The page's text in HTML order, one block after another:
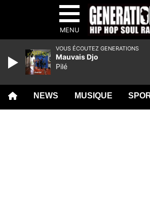
MENU
NEWS MUSIQUE
VOUS ÉCOUTEZ GENERATIONS
Mauvais Djo
Pilé